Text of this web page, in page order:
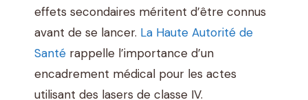
effets secondaires méritent d’être connus
avant de se lancer. La Haute Autorité de
Santé rappelle l’importance d’un
encadrement médical pour les actes
utilisant des lasers de classe IV.